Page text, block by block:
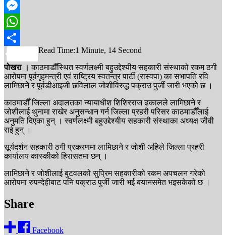
Twitter
Messenger
WhatsApp
Share
Read Time:1 Minute, 14 Second
पोखरा । काठमाडौँस्थित स्वर्णलक्ष्मी बहुउद्देश्यीय सहकारी संस्थाको रकम ठगी
आरोपमा पूर्वगृहमन्त्री एवं राष्ट्रिय स्वतन्त्र पार्टी (रास्वपा) का सभापति रवि
लामिछाने र पूर्वडीआइजी छविलाल जोशीविरुद्ध पक्राउ पुर्जी जारी भएको छ ।
काठमाडौँ जिल्ला अदालतका न्यायाधीश शिशिरराज ढकालले लामिछाने र
जोशीलाई थुनामा राखेर अनुसन्धान गर्न जिल्ला प्रहरी परिसर काठमाडौँलाई
अनुमति दिएका हुन् । स्वर्णलक्ष्मी बहुउद्देश्यीय सहकारी संस्थाका अध्यक्ष जीवी
राई हुन् ।
सूर्यदर्शन सहकारी ठगी प्रकरणमा लामिछाने र जोशी अहिले जिल्ला प्रहरी
कार्यालय कास्कीको हिरासतमा छन् ।
लामिछाने र जोशीलाई बुटवलको सुप्रिम सहकारीको रकम अपचलन गरेको
आरोपमा रुपन्देहीबाट पनि पक्राउ पुर्जी जारी भई बयानसमेत भइसकेको छ ।
Share
Facebook